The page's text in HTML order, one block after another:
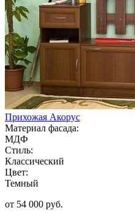
Прихожая Акорус
Материал фасада:
МДФ
Стиль:
Классический
Цвет:
Темный
от 54 000 руб.